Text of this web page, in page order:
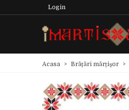
Login
Acasa > Brățări mărțișor >